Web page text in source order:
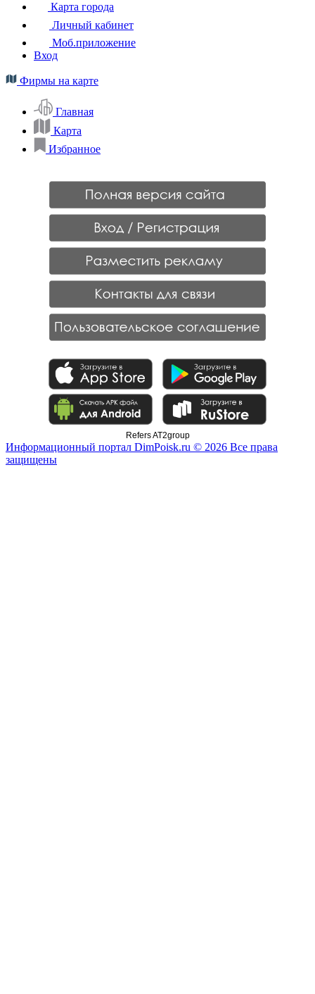
Карта города
Личный кабинет
Моб.приложение
Вход
Фирмы на карте
Главная
Карта
Избранное
Refers AT2group
Информационный портал DimPoisk.ru © 2026 Все права
защищены